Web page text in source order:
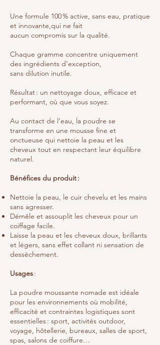
Une formule 100 % active, sans eau, pratique
et innovante,qui ne fait
aucun compromis sur la qualité.
Chaque gramme concentre uniquement
des ingrédients d’exception,
sans dilution inutile.
Résultat : un nettoyage doux, efficace et
performant, où que vous soyez.
Au contact de l’eau, la poudre se
transforme en une mousse fine et
onctueuse qui nettoie la peau et les
cheveux tout en respectant leur équilibre
naturel.
Bénéfices du produit :
Nettoie la peau, le cuir chevelu et les mains
sans agresser.
Démêle et assouplit les cheveux pour un
coiffage facile.
Laisse la peau et les cheveux doux, brillants
et légers, sans effet collant ni sensation de
dessèchement.
Usages:
La poudre moussante nomade est idéale
pour les environnements où mobilité,
efficacité et contraintes logistiques sont
essentielles : sport, activités outdoor,
voyage, hôtellerie, bureaux, salles de sport,
spas, salons de coiffure…